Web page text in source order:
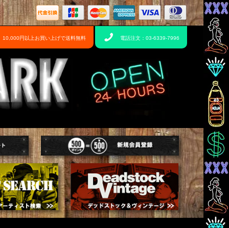
10,000円以上お買い上げで送料無料 電話注文：03-6339-7996